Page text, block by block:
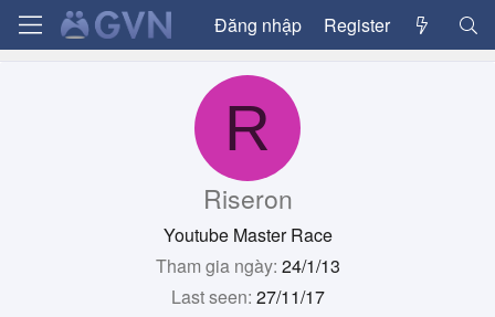
Đăng nhập Register
R
Riseron
Youtube Master Race
Tham gia ngày 24/1/13
Last seen 27/11/17